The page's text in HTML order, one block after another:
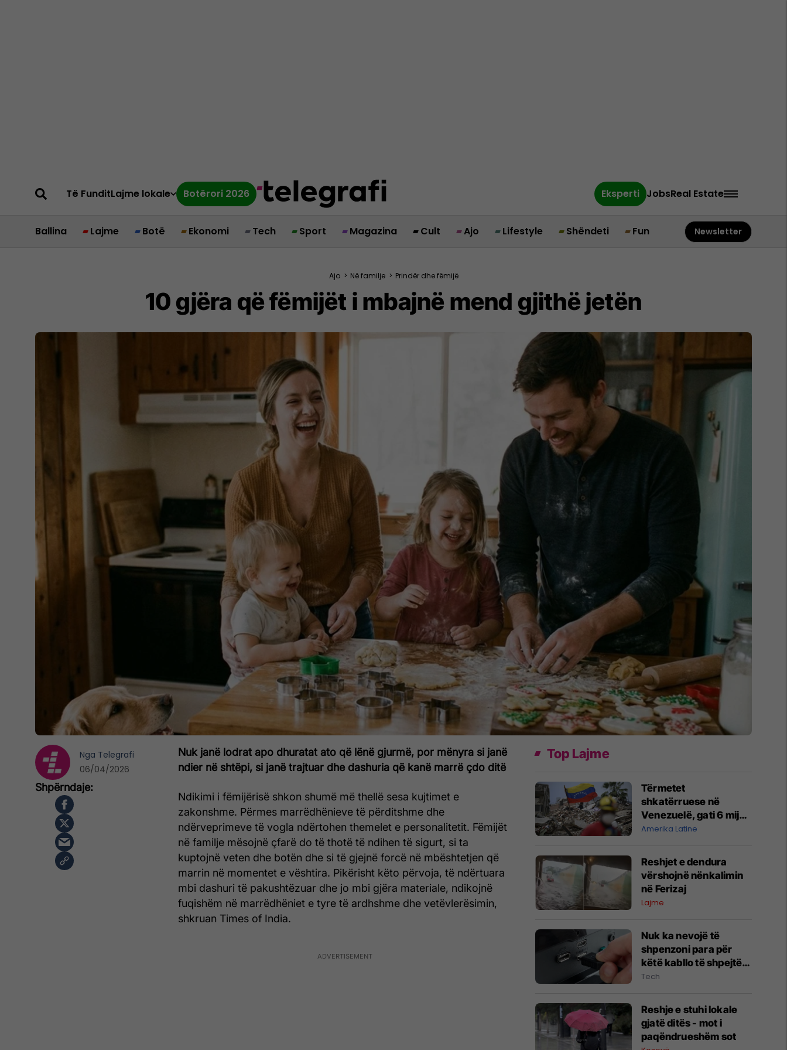
Të FunditLajme lokale Botërori 2026 Eksperti JobsReal Estate
Ballina Lajme Botë Ekonomi Tech Sport Magazina Cult Ajo Lifestyle Shëndeti Fun Newsletter
Ajo > Në familje > Prindër dhe fëmijë
10 gjëra që fëmijët i mbajnë mend gjithë jetën
Nuk janë lodrat apo dhuratat ato që lënë gjurmë, por mënyra si janë
ndier në shtëpi, si janë trajtuar dhe dashuria që kanë marrë çdo ditë
Ndikimi i fëmijërisë shkon shumë më thellë sesa kujtimet e
zakonshme. Përmes marrëdhënieve të përditshme dhe
ndërveprimeve të vogla ndërtohen themelet e personalitetit. Fëmijët
në familje mësojnë çfarë do të thotë të ndihen të sigurt, si ta
kuptojnë veten dhe botën dhe si të gjejnë forcë në mbështetjen që
marrin në momentet e vështira. Pikërisht këto përvoja, të ndërtuara
mbi dashuri të pakushtëzuar dhe jo mbi gjëra materiale, ndikojnë
fuqishëm në marrëdhëniet e tyre të ardhshme dhe vetëvlerësimin,
shkruan Times of India.
Nga Telegrafi
06/04/2026
Top Lajme
Tërmetet
shkatërruese në
Venezuelë, gati 6 mijë
viktima - dëmet arrijnë
Amerika Latine
Reshjet e dendura
vërshojnë nënkalimin
në Ferizaj
Lajme
Nuk ka nevojë të
shpenzoni para për
këtë kabllo të shpejtë
HDMI
Tech
Reshje e stuhi lokale
gjatë ditës - mot i
paqëndrueshëm sot